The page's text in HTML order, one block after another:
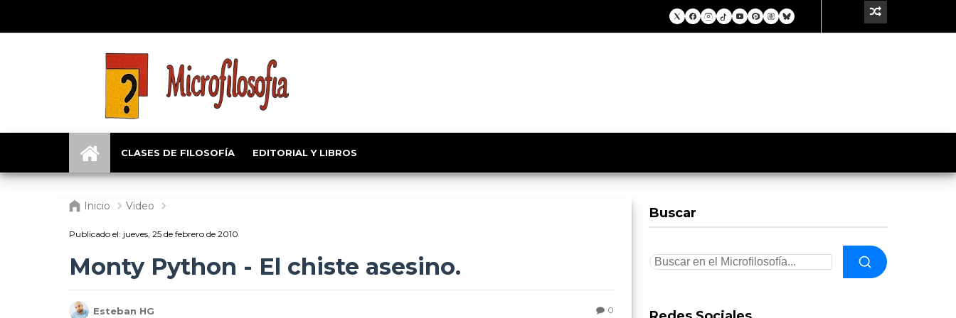
CLASES DE FILOSOFÍA EDITORIAL Y LIBROS
Inicio Video
Publicado el: jueves, 25 de febrero de 2010
Monty Python - El chiste asesino.
Esteban HG 0
Buscar